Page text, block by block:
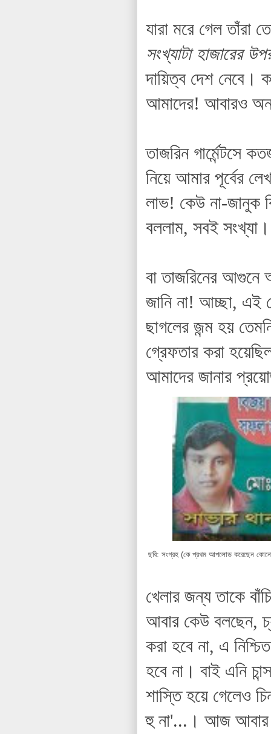
যারা মরে গেল তাঁরা
সংখ্যাটা হাজারের
দায়িত্ব দেশ নেবে।
আমাদের! আবারও
তাজরিন
নিয়ে আমার পূর্বের
লাভ! কেউ না-জানুক
বললাম, সবই সংখ্যা।
বা তাজরিনের
জানি না! আচ্ছা, এই
ছাগলের জন্ম হয়
গ্রেফতার করা
আমাদের জানার
ছবি: সংগ্রহ (কে প্রথম আপলোড করেছেন
খেলার জন্য তাকে
আবার কেউ বলছেন,
করা হবে না, এ
হবে না। বাই এনি
শাস্তি হয়ে গেলেও
হু না'...। আজ আবার